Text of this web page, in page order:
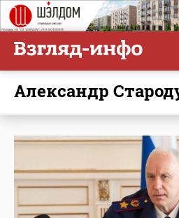
Александр